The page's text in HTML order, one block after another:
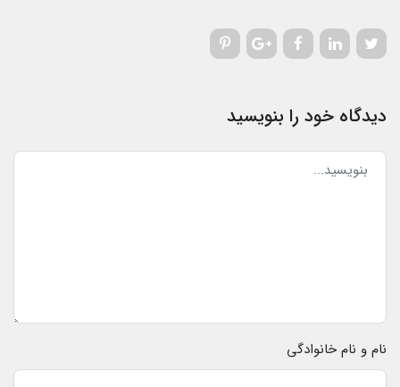
دیدگاه خود را بنویسید
نام و نام خانوادگی